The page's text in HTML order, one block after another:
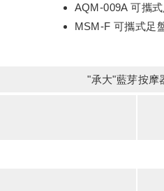
AQM-009A 可攜
MSM-F 可攜式足
"承大"藍芽按摩